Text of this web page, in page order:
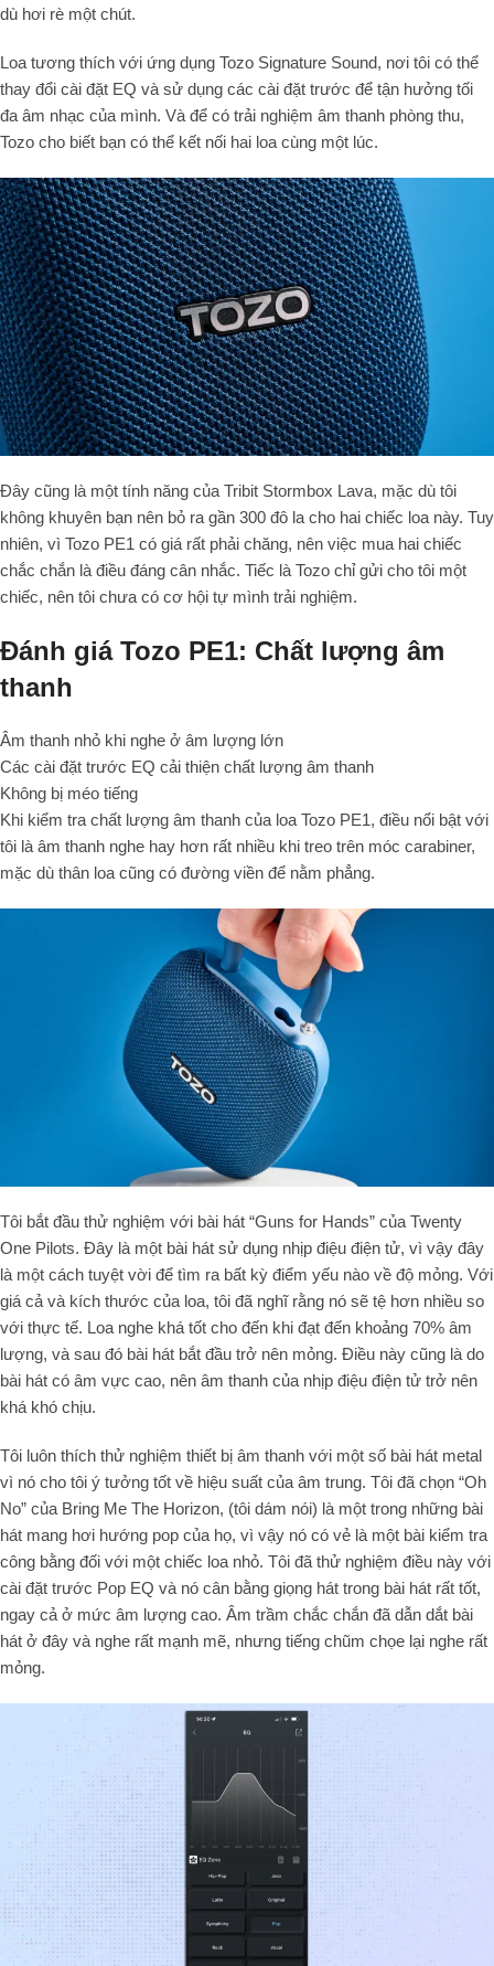
dù hơi rè một chút.
Loa tương thích với ứng dụng Tozo Signature Sound, nơi tôi có thể
thay đổi cài đặt EQ và sử dụng các cài đặt trước để tận hưởng tối
đa âm nhạc của mình. Và để có trải nghiệm âm thanh phòng thu,
Tozo cho biết bạn có thể kết nối hai loa cùng một lúc.
Đây cũng là một tính năng của Tribit Stormbox Lava, mặc dù tôi
không khuyên bạn nên bỏ ra gần 300 đô la cho hai chiếc loa này. Tuy
nhiên, vì Tozo PE1 có giá rất phải chăng, nên việc mua hai chiếc
chắc chắn là điều đáng cân nhắc. Tiếc là Tozo chỉ gửi cho tôi một
chiếc, nên tôi chưa có cơ hội tự mình trải nghiệm.
Đánh giá Tozo PE1: Chất lượng âm
thanh
Âm thanh nhỏ khi nghe ở âm lượng lớn
Các cài đặt trước EQ cải thiện chất lượng âm thanh
Không bị méo tiếng
Khi kiểm tra chất lượng âm thanh của loa Tozo PE1, điều nổi bật với
tôi là âm thanh nghe hay hơn rất nhiều khi treo trên móc carabiner,
mặc dù thân loa cũng có đường viền để nằm phẳng.
Tôi bắt đầu thử nghiệm với bài hát “Guns for Hands” của Twenty
One Pilots. Đây là một bài hát sử dụng nhịp điệu điện tử, vì vậy đây
là một cách tuyệt vời để tìm ra bất kỳ điểm yếu nào về độ mỏng. Với
giá cả và kích thước của loa, tôi đã nghĩ rằng nó sẽ tệ hơn nhiều so
với thực tế. Loa nghe khá tốt cho đến khi đạt đến khoảng 70% âm
lượng, và sau đó bài hát bắt đầu trở nên mỏng. Điều này cũng là do
bài hát có âm vực cao, nên âm thanh của nhịp điệu điện tử trở nên
khá khó chịu.
Tôi luôn thích thử nghiệm thiết bị âm thanh với một số bài hát metal
vì nó cho tôi ý tưởng tốt về hiệu suất của âm trung. Tôi đã chọn “Oh
No” của Bring Me The Horizon, (tôi dám nói) là một trong những bài
hát mang hơi hướng pop của họ, vì vậy nó có vẻ là một bài kiểm tra
công bằng đối với một chiếc loa nhỏ. Tôi đã thử nghiệm điều này với
cài đặt trước Pop EQ và nó cân bằng giọng hát trong bài hát rất tốt,
ngay cả ở mức âm lượng cao. Âm trầm chắc chắn đã dẫn dắt bài
hát ở đây và nghe rất mạnh mẽ, nhưng tiếng chũm chọe lại nghe rất
mỏng.